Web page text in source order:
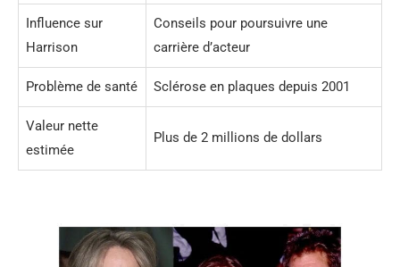
Influence sur
Harrison
Conseils pour poursuivre une
carrière d’acteur
Problème de santé Sclérose en plaques depuis 2001
Valeur nette
estimée
Plus de 2 millions de dollars